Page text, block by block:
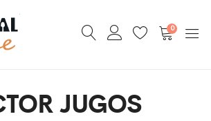
0
JUGOS